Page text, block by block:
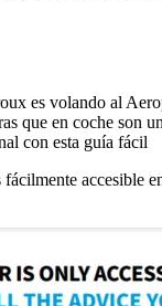
es volando al
que en coche son
con esta guía fácil
accesible